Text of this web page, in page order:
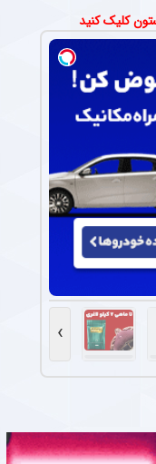
کلیک کنید
›